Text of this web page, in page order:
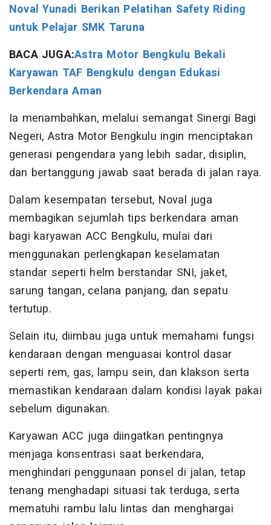
Noval Yunadi Berikan Pelatihan Safety Riding
untuk Pelajar SMK Taruna
BACA JUGA:Astra Motor Bengkulu Bekali
Karyawan TAF Bengkulu dengan Edukasi
Berkendara Aman
Ia menambahkan, melalui semangat Sinergi Bagi
Negeri, Astra Motor Bengkulu ingin menciptakan
generasi pengendara yang lebih sadar, disiplin,
dan bertanggung jawab saat berada di jalan raya.
Dalam kesempatan tersebut, Noval juga
membagikan sejumlah tips berkendara aman
bagi karyawan ACC Bengkulu, mulai dari
menggunakan perlengkapan keselamatan
standar seperti helm berstandar SNI, jaket,
sarung tangan, celana panjang, dan sepatu
tertutup.
Selain itu, diimbau juga untuk memahami fungsi
kendaraan dengan menguasai kontrol dasar
seperti rem, gas, lampu sein, dan klakson serta
memastikan kendaraan dalam kondisi layak pakai
sebelum digunakan.
Karyawan ACC juga diingatkan pentingnya
menjaga konsentrasi saat berkendara,
menghindari penggunaan ponsel di jalan, tetap
tenang menghadapi situasi tak terduga, serta
mematuhi rambu lalu lintas dan menghargai